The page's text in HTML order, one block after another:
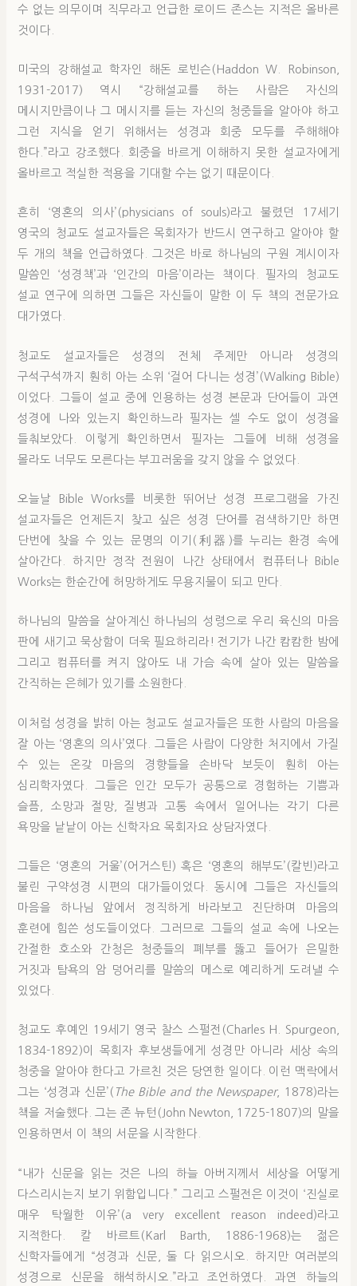
수 없는 의무이며 직무라고 언급한 로이드 존스는 지적은 올바른
것이다.
미국의 강해설교 학자인 해돈 로빈슨(Haddon W. Robinson,
1931-2017) 역시 “강해설교를 하는 사람은 자신의
메시지만큼이나 그 메시지를 듣는 자신의 청중들을 알아야 하고
그런 지식을 얻기 위해서는 성경과 회중 모두를 주해해야
한다.”라고 강조했다. 회중을 바르게 이해하지 못한 설교자에게
올바르고 적실한 적용을 기대할 수는 없기 때문이다.
흔히 ‘영혼의 의사’(physicians of souls)라고 불렸던 17세기
영국의 청교도 설교자들은 목회자가 반드시 연구하고 알아야 할
두 개의 책을 언급하였다. 그것은 바로 하나님의 구원 계시이자
말씀인 ‘성경책’과 ‘인간의 마음’이라는 책이다. 필자의 청교도
설교 연구에 의하면 그들은 자신들이 말한 이 두 책의 전문가요
대가였다.
청교도 설교자들은 성경의 전체 주제만 아니라 성경의
구석구석까지 훤히 아는 소위 ‘걸어 다니는 성경’(Walking Bible)
이었다. 그들이 설교 중에 인용하는 성경 본문과 단어들이 과연
성경에 나와 있는지 확인하느라 필자는 셀 수도 없이 성경을
들춰보았다. 이렇게 확인하면서 필자는 그들에 비해 성경을
몰라도 너무도 모른다는 부끄러움을 갖지 않을 수 없었다.
오늘날 Bible Works를 비롯한 뛰어난 성경 프로그램을 가진
설교자들은 언제든지 찾고 싶은 성경 단어를 검색하기만 하면
단번에 찾을 수 있는 문명의 이기(利器)를 누리는 환경 속에
살아간다. 하지만 정작 전원이 나간 상태에서 컴퓨터나 Bible
Works는 한순간에 허망하게도 무용지물이 되고 만다.
하나님의 말씀을 살아계신 하나님의 성령으로 우리 육신의 마음
판에 새기고 묵상함이 더욱 필요하리라! 전기가 나간 캄캄한 밤에
그리고 컴퓨터를 켜지 않아도 내 가슴 속에 살아 있는 말씀을
간직하는 은혜가 있기를 소원한다.
이처럼 성경을 밝히 아는 청교도 설교자들은 또한 사람의 마음을
잘 아는 ‘영혼의 의사’였다. 그들은 사람이 다양한 처지에서 가질
수 있는 온갖 마음의 경향들을 손바닥 보듯이 훤히 아는
심리학자였다. 그들은 인간 모두가 공통으로 경험하는 기쁨과
슬픔, 소망과 절망, 질병과 고통 속에서 일어나는 각기 다른
욕망을 낱낱이 아는 신학자요 목회자요 상담자였다.
그들은 ‘영혼의 거울’(어거스틴) 혹은 ‘영혼의 해부도’(칼빈)라고
불린 구약성경 시편의 대가들이었다. 동시에 그들은 자신들의
마음을 하나님 앞에서 정직하게 바라보고 진단하며 마음의
훈련에 힘쓴 성도들이었다. 그러므로 그들의 설교 속에 나오는
간절한 호소와 간청은 청중들의 폐부를 뚫고 들어가 은밀한
거짓과 탐욕의 암 덩어리를 말씀의 메스로 예리하게 도려낼 수
있었다.
청교도 후예인 19세기 영국 찰스 스펄전(Charles H. Spurgeon,
1834-1892)이 목회자 후보생들에게 성경만 아니라 세상 속의
청중을 알아야 한다고 가르친 것은 당연한 일이다. 이런 맥락에서
그는 ‘성경과 신문’( The Bible and the Newspaper, 1878)라는
책을 저술했다. 그는 존 뉴턴(John Newton, 1725-1807)의 말을
인용하면서 이 책의 서문을 시작한다.
“내가 신문을 읽는 것은 나의 하늘 아버지께서 세상을 어떻게
다스리시는지 보기 위함입니다.” 그리고 스펄전은 이것이 ‘진실로
매우 탁월한 이유’(a very excellent reason indeed)라고
지적한다. 칼 바르트(Karl Barth, 1886-1968)는 젊은
신학자들에게 “성경과 신문, 둘 다 읽으시오. 하지만 여러분의
성경으로 신문을 해석하시오.”라고 조언하였다. 과연 하늘의